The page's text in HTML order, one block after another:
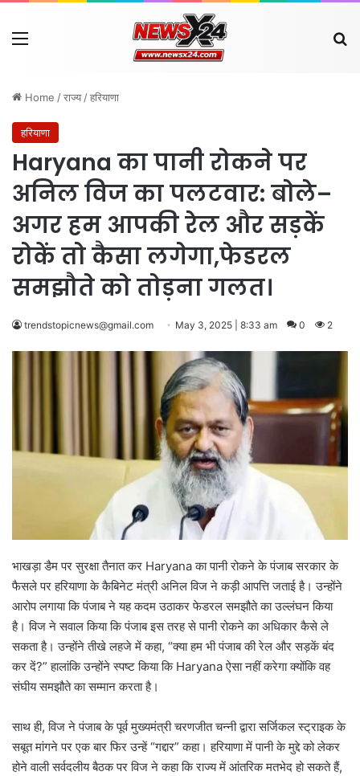
Menu
Home /राज्य /हरियाणा
हरियाणा
Haryana का पानी रोकने पर
अनिल विज का पलटवार: बोले–
अगर हम आपकी रेल और सड़कें
रोकें तो कैसा लगेगा,फेडरल
समझौते को तोड़ना गलत।
trendstopicnews@gmail.com May 3, 2025 | 8:33 am 0 2
भाखड़ा डैम पर सुरक्षा तैनात कर Haryana का पानी रोकने के पंजाब सरकार के
फैसले पर हरियाणा के कैबिनेट मंत्री अनिल विज ने कड़ी आपत्ति जताई है। उन्होंने
आरोप लगाया कि पंजाब ने यह कदम उठाकर फेडरल समझौते का उल्लंघन किया
है। विज ने सवाल किया कि पंजाब इस तरह से पानी रोकने का अधिकार कैसे ले
सकता है। उन्होंने तीखे लहजे में कहा, “क्या हम भी पंजाब की रेल और सड़कें बंद
कर दें?” हालांकि उन्होंने स्पष्ट किया कि Haryana ऐसा नहीं करेगा क्योंकि वह
संघीय समझौते का सम्मान करता है।
साथ ही, विज ने पंजाब के पूर्व मुख्यमंत्री चरणजीत चन्नी द्वारा सर्जिकल स्ट्राइक के
सबूत मांगने पर एक बार फिर उन्हें “गद्दार” कहा। हरियाणा में पानी के मुद्दे को लेकर
होने वाली सर्वदलीय बैठक पर विज ने कहा कि राज्य में आंतरिक मतभेद हो सकते हैं,